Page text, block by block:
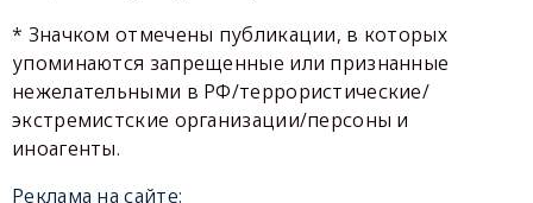
* Значком отмечены публикации, в которых
упоминаются запрещенные или признанные
нежелательными в РФ/террористические/
экстремистские организации/персоны и
иноагенты.
Реклама на сайте: